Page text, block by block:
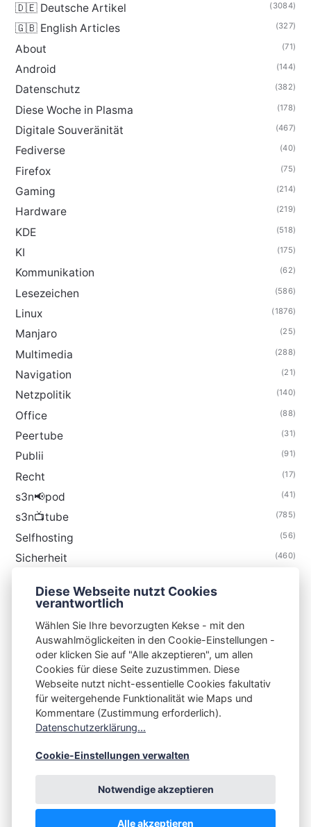
🇩🇪 Deutsche Artikel (3084)
🇬🇧 English Articles (327)
About (71)
Android (144)
Datenschutz (382)
Diese Woche in Plasma (178)
Digitale Souveränität (467)
Fediverse (40)
Firefox (75)
Gaming (214)
Hardware (219)
KDE (518)
KI (175)
Kommunikation (62)
Lesezeichen (586)
Linux (1876)
Manjaro (25)
Multimedia (288)
Navigation (21)
Netzpolitik (140)
Office (88)
Peertube (31)
Publii (91)
Recht (17)
s3n📢pod (41)
s3n📺tube (785)
Selfhosting (56)
Sicherheit (460)
Thunderbird
S3N🧩NET
Integrating Open-Source Blog Network (iOSBN)
Impressum
Kontakt
Diese Webseite nutzt Cookies
verantwortlich
Wählen Sie Ihre bevorzugten Kekse - mit den
Auswahlmöglickeiten in den Cookie-Einstellungen -
oder klicken Sie auf "Alle akzeptieren", um allen
Cookies für diese Seite zuzustimmen. Diese
Webseite nutzt nicht-essentielle Cookies fakultativ
für weitergehende Funktionalität wie Maps und
Kommentare (Zustimmung erforderlich).
Datenschutzerklärung...
Cookie-Einstellungen verwalten
Notwendige akzeptieren
Alle akzeptieren